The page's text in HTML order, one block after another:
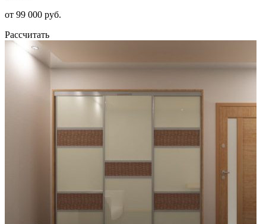
от 99 000 руб.
Рассчитать